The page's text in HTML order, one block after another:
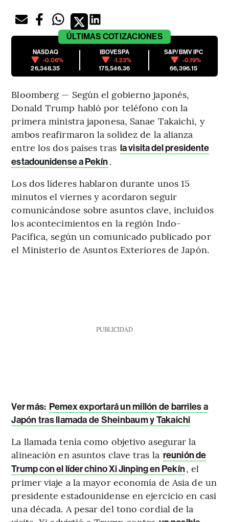
ÚLTIMAS COTIZACIONES
NASDAQ
-0.06%
26,348.35
IBOVESPA
-1.23%
175,546.36
S&P/BMV IPC
-0.19%
66,396.15
Bloomberg — Según el gobierno japonés,
Donald Trump habló por teléfono con la
primera ministra japonesa, Sanae Takaichi, y
ambos reafirmaron la solidez de la alianza
entre los dos países tras la visita del presidente
estadounidense a Pekín.
Los dos líderes hablaron durante unos 15
minutos el viernes y acordaron seguir
comunicándose sobre asuntos clave, incluidos
los acontecimientos en la región Indo-
Pacífica, según un comunicado publicado por
el Ministerio de Asuntos Exteriores de Japón.
PUBLICIDAD
Ver más: Pemex exportará un millón de barriles a
Japón tras llamada de Sheinbaum y Takaichi
La llamada tenía como objetivo asegurar la
alineación en asuntos clave tras la reunión de
Trump con el líder chino Xi Jinping en Pekín, el
primer viaje a la mayor economía de Asia de un
presidente estadounidense en ejercicio en casi
una década. A pesar del tono cordial de la